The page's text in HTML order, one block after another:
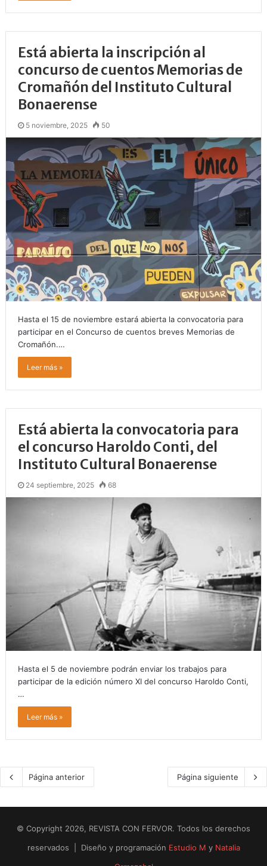
Está abierta la inscripción al
concurso de cuentos Memorias de
Cromañón del Instituto Cultural
Bonaerense
5 noviembre, 2025 50
Hasta el 15 de noviembre estará abierta la convocatoria para
participar en el Concurso de cuentos breves Memorias de
Cromañón.…
Leer más »
Está abierta la convocatoria para
el concurso Haroldo Conti, del
Instituto Cultural Bonaerense
24 septiembre, 2025 68
Hasta el 5 de noviembre podrán enviar los trabajos para
participar de la edición número XI del concurso Haroldo Conti,
…
Leer más »
Página anterior Página siguiente
© Copyright 2026, REVISTA CON FERVOR. Todos los derechos
reservados | Diseño y programación Estudio M y Natalia